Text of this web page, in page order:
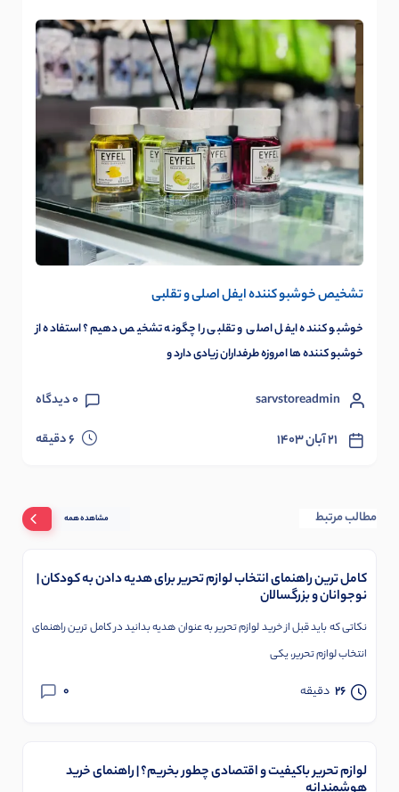
تشخیص خوشبو کننده ایفل اصلی و تقلبی
خوشبو کننده ایفل اصلی و تقلبی را چگونه تشخیص دهیم؟ استفاده از
خوشبو کننده ها امروزه طرفداران زیادی دارد و
sarvstoreadmin
0دیدگاه
۲۱ آبان ۱۴۰۳ 6دقیقه
مطالب مرتبط مشاهده همه
کامل ترین راهنمای انتخاب لوازم تحریر برای هدیه دادن به کودکان |
نوجوانان و بزرگسالان
نکاتی که باید قبل از خرید لوازم تحریر به عنوان هدیه بدانید در کامل ترین راهنمای
انتخاب لوازم تحریر، یکی
26 دقیقه 0
لوازم تحریر باکیفیت و اقتصادی چطور بخریم؟ | راهنمای خرید